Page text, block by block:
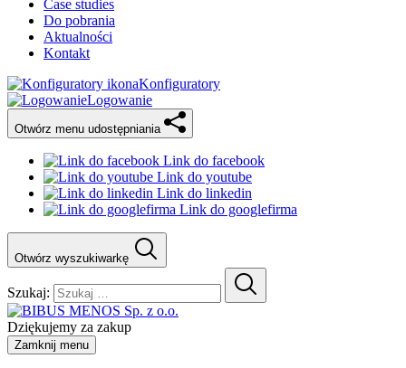
Case studies
Do pobrania
Aktualności
Kontakt
Konfiguratory
Logowanie
Otwórz menu udostępniania
Link do facebook
Link do youtube
Link do linkedin
Link do googlefirma
Otwórz wyszukiwarkę
Szukaj:
Dziękujemy za zakup
Zamknij menu